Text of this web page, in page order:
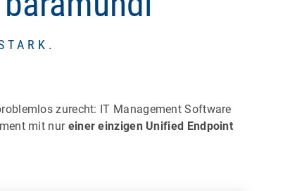
zurecht: IT Management Software
mit nur einer einzigen Unified Endpoint